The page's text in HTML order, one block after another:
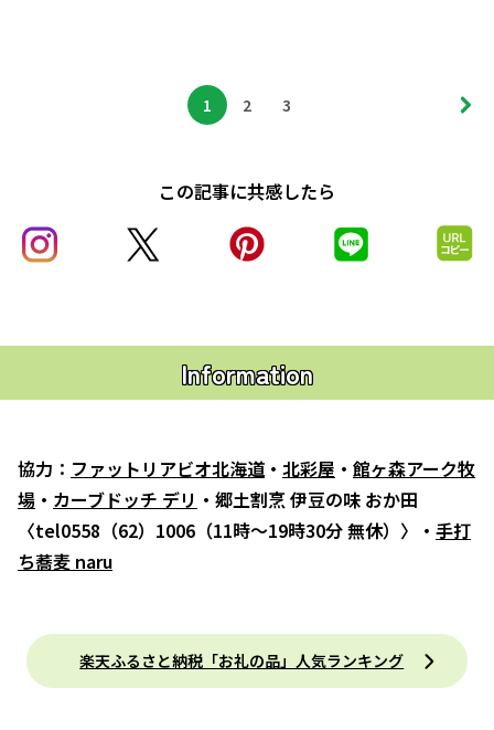
1 2 3
この記事に共感したら
Information
協力： ファットリアビオ北海道・ 北彩屋 ・ 館ヶ森アーク牧
場 ・ カーブドッチ デリ ・郷土割烹 伊豆の味 おか田
〈tel0558（62）1006（11時〜19時30分 無休）〉・ 手打
ち蕎麦 naru
楽天ふるさと納税「お礼の品」人気ランキング